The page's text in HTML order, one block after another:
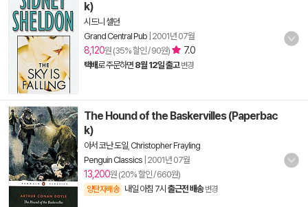
k)
시드니 셀던
Grand Central Pub 2001년 07월
8,120원 (35% 할인 / 90원) 7.0
택배로 주문하면 8월 12일 출고 변경
The Hound of the Baskervilles (Paperbac
k)
아서 코난 도일 Christopher Frayling
Penguin Classics 2001년 07월
13,200원 (20% 할인 / 660원)
양탄자배송 내일 아침 7시 출근전 배송 변경